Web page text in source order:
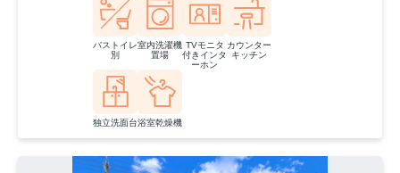
バストイレ
別
室内洗濯機
置場
TVモニタ
付きインタ
ーホン
カウンター
キッチン
独立洗面台浴室乾燥機